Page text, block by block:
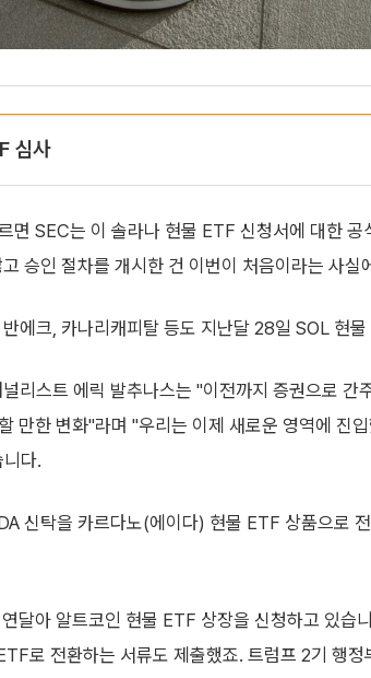
심사
면 SEC는 이 솔라나 현물 ETF 신청서에 대한
승인 절차를 개시한 건 이번이 처음이라는 사실
에크, 카나리캐피탈 등도 지난달 28일 SOL 현
리스트 에릭 발추나스는 "이전까지 증권으로 간
만한 변화"라며 "우리는 이제 새로운 영역에 진
다.
신탁을 카르다노(에이다) 현물 ETF 상품으로
달아 알트코인 현물 ETF 상장을 신청하고 있습
로 전환하는 서류도 제출했죠. 트럼프 2기 행